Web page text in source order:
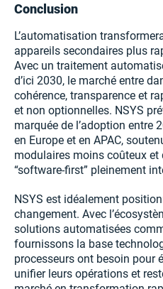
Conclusion
L’automatisation
appareils secondaires plus
Avec un traitement
d’ici 2030, le marché entre
cohérence, transparence et
et non optionnelles. NSYS
marquée de l’adoption entre
en Europe et en APAC,
modulaires moins coûteux
“software-first” pleinement
NSYS est idéalement
changement. Avec
solutions automatisées
fournissons la base
processeurs ont besoin pour
unifier leurs opérations et